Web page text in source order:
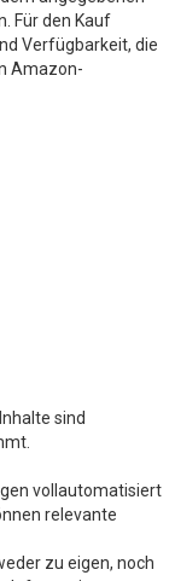
Für den Kauf
Verfügbarkeit, die
Amazon-
sind
vollautomatisiert
relevante
zu eigen, noch